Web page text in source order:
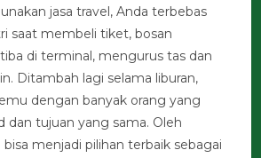
jasa travel, Anda terbebas
saat membeli tiket, bosan
di terminal, mengurus tas dan
Ditambah lagi selama liburan,
dengan banyak orang yang
dan tujuan yang sama. Oleh
bisa menjadi pilihan terbaik sebagai